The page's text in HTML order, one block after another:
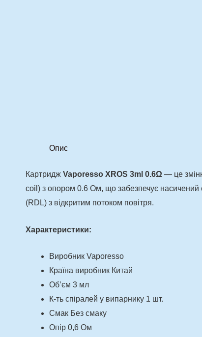
Опис
Картридж Vaporesso XROS 3ml 0.6Ω — це
coil) з опором 0.6 Ом, що забезпечує насичений
(RDL) з відкритим потоком повітря.
Характеристики:
Виробник Vaporesso
Країна виробник Китай
Об’єм 3 мл
К-ть спіралей у випарнику 1 шт.
Смак Без смаку
Опір 0,6 Ом